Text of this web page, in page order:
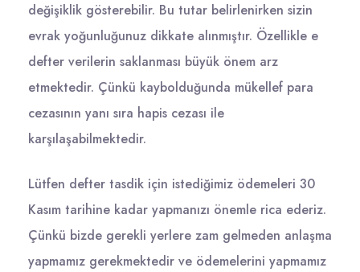
değişiklik gösterebilir. Bu tutar belirlenirken sizin
evrak yoğunluğunuz dikkate alınmıştır. Özellikle e
defter verilerin saklanması büyük önem arz
etmektedir. Çünkü kaybolduğunda mükellef para
cezasının yanı sıra hapis cezası ile
karşılaşabilmektedir.
Lütfen defter tasdik için istediğimiz ödemeleri 30
Kasım tarihine kadar yapmanızı önemle rica ederiz.
Çünkü bizde gerekli yerlere zam gelmeden anlaşma
yapmamız gerekmektedir ve ödemelerini yapmamız